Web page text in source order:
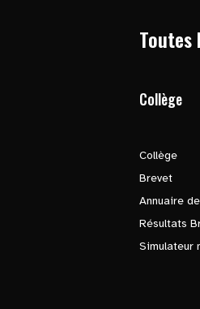
Toutes
Collège
Collège
Brevet
Annuaire
Résultats
Simulateur